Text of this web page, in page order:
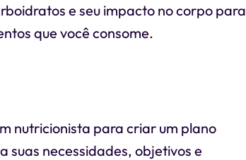
e seu impacto no corpo para
que você consome.
nutricionista para criar um plano
suas necessidades, objetivos e